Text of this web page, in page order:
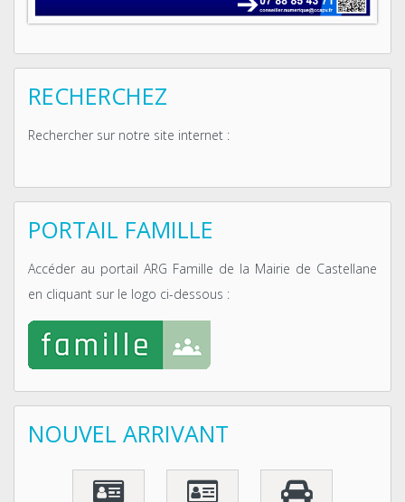
RECHERCHEZ
Rechercher sur notre site internet :
PORTAIL FAMILLE
Accéder au portail ARG Famille de la Mairie de Castellane
en cliquant sur le logo ci-dessous :
NOUVEL ARRIVANT